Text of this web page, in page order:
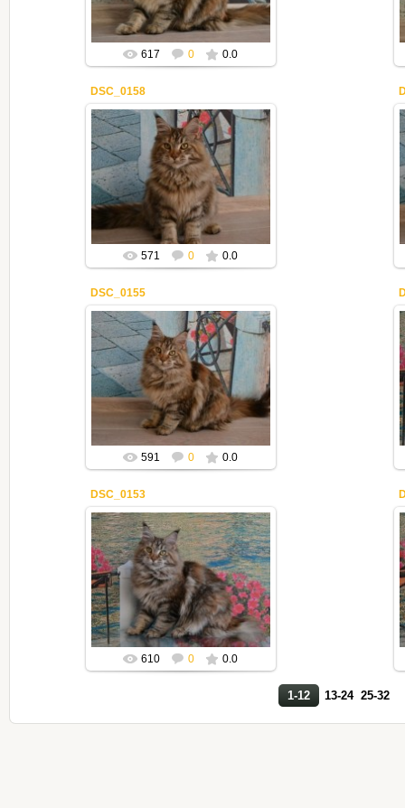
617 0 0.0
DSC_0158
30.12.2019
Mila2409
571 0 0.0
DSC_0155
30.12.2019
Mila2409
591 0 0.0
DSC_0153
30.12.2019
Mila2409
610 0 0.0
1-12 13-24 25-32